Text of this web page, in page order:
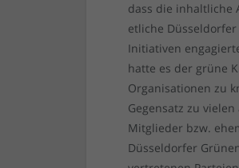
dass die inhaltliche
etliche
Initiativen
hatte es der grüne
Organisationen zu
Gegensatz zu
Mitglieder bzw.
Düsseldorfer